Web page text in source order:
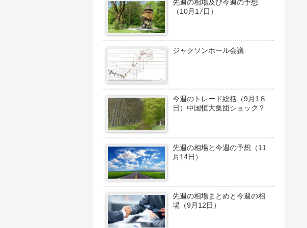
先週の相場及び今週の予想
（10月17日）
ジャクソンホール会議
今週のトレード総括（9月1８
日）中国恒大集団ショック？
先週の相場と今週の予想（11
月14日）
先週の相場まとめと今週の相
場（9月12日）